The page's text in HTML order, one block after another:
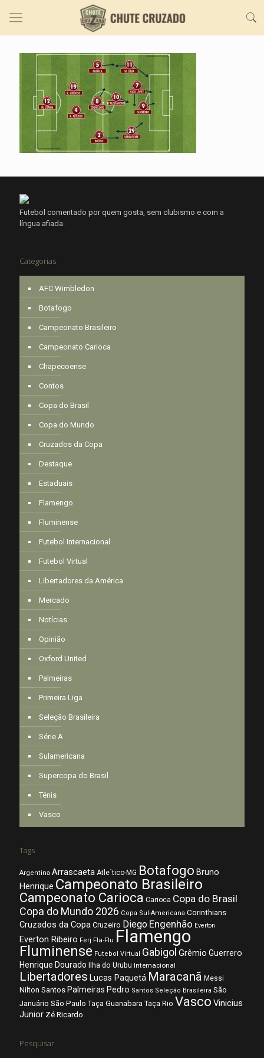
Futebol comentado por quem gosta, sem clubismo e com a
língua afiada.
Categorias
AFC Wimbledon
Botafogo
Campeonato Brasileiro
Campeonato Carioca
Chapecoense
Contos
Copa do Brasil
Copa do Mundo
Cruzados da Copa
Destaque
Estaduais
Flamengo
Fluminense
Futebol Internacional
Futebol Virtual
Libertadores da América
Mercado
Notícias
Opinião
Oxford United
Palmeiras
Primeira Liga
Seleção Brasileira
Série A
Sulamericana
Supercopa do Brasil
Tênis
Vasco
Tags
Argentina Arrascaeta Atle´tico-MG Botafogo Bruno
Henrique Campeonato Brasileiro
Campeonato Carioca Carioca Copa do Brasil
Copa do Mundo 2026 Copa Sul-Americana Corinthians
Cruzados da Copa Cruzeiro Diego Engenhão Everton
Everton Ribeiro Ferj Fla-Flu Flamengo
Fluminense Futebol Virtual Gabigol Grêmio Guerrero
Henrique Dourado Ilha do Urubu Internacional
Libertadores Lucas Paquetá Maracanã Messi
Nilton Santos Palmeiras Pedro Santos Seleção Brasileira São
Januário São Paulo Taça Guanabara Taça Rio Vasco Vinicius
Junior Zé Ricardo
Pesquisar